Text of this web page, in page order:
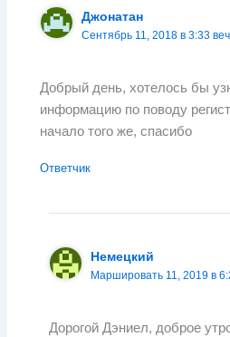
Джонатан
Сентябрь 11, 2018 в 3:33
Добрый день, хотелось бы
информацию по поводу
начало того же, спасибо
Ответчик
Немецкий
Маршировать 11, 2019 в
Дорогой Дэниел, доброе